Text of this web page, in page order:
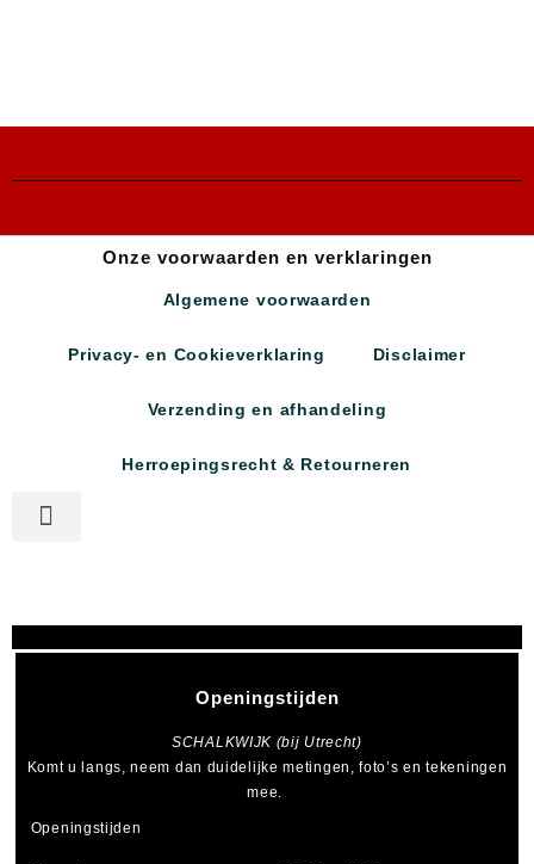
Onze voorwaarden en verklaringen
Algemene voorwaarden
Privacy- en Cookieverklaring Disclaimer
Verzending en afhandeling
Herroepingsrecht & Retourneren
Openingstijden
SCHALKWIJK (bij Utrecht)
Komt u langs, neem dan duidelijke metingen, foto’s en tekeningen
mee.
Openingstijden